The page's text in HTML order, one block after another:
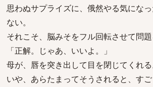
思わぬサプライズに、俄然やる気にな
ない。
それこそ、脳みそをフル回転させて問題
「正解。じゃあ、いいよ。」
母が、唇を突き出して目を閉じてくれる
いや、あらたまってそうされると、す